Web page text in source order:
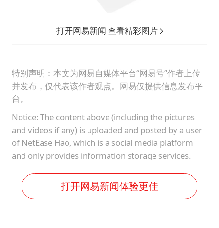
打开网易新闻 查看精彩图片
特别声明：本文为网易自媒体平台“网易号”作者上传
并发布，仅代表该作者观点。网易仅提供信息发布平
台。
Notice: The content above (including the pictures
and videos if any) is uploaded and posted by a user
of NetEase Hao, which is a social media platform
and only provides information storage services.
打开网易新闻体验更佳